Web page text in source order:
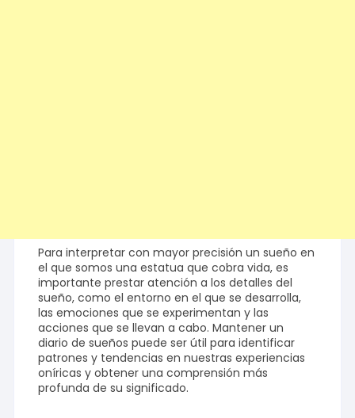
Para interpretar con mayor precisión un sueño en
el que somos una estatua que cobra vida, es
importante prestar atención a los detalles del
sueño, como el entorno en el que se desarrolla,
las emociones que se experimentan y las
acciones que se llevan a cabo. Mantener un
diario de sueños puede ser útil para identificar
patrones y tendencias en nuestras experiencias
oníricas y obtener una comprensión más
profunda de su significado.